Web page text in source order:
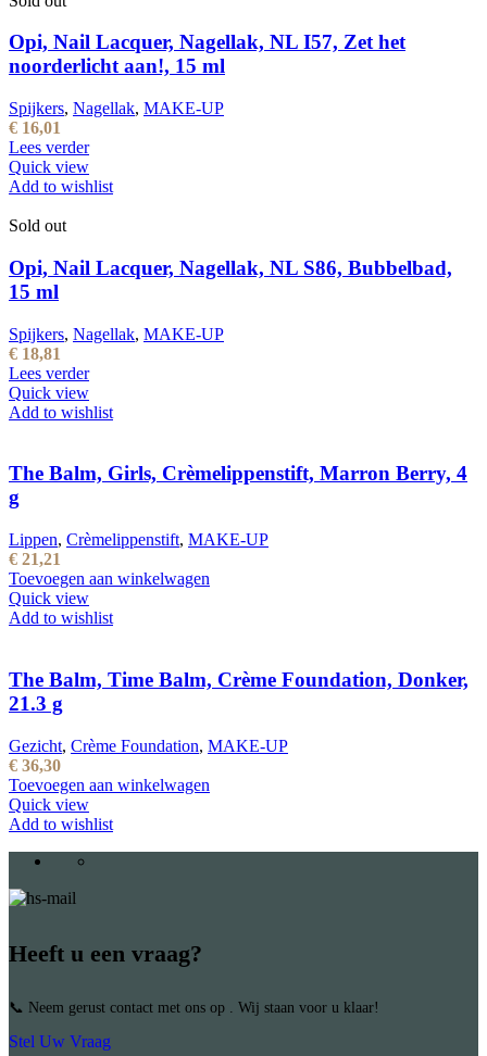
Opi, Nail Lacquer, Nagellak, NL I57, Zet het
noorderlicht aan!, 15 ml
Spijkers, Nagellak, MAKE-UP
€ 16,01
Lees verder
Quick view
Add to wishlist
Sold out
Opi, Nail Lacquer, Nagellak, NL S86, Bubbelbad,
15 ml
Spijkers, Nagellak, MAKE-UP
€ 18,81
Lees verder
Quick view
Add to wishlist
The Balm, Girls, Crèmelippenstift, Marron Berry, 4
g
Lippen, Crèmelippenstift, MAKE-UP
€ 21,21
Toevoegen aan winkelwagen
Quick view
Add to wishlist
The Balm, Time Balm, Crème Foundation, Donker,
21.3 g
Gezicht, Crème Foundation, MAKE-UP
€ 36,30
Toevoegen aan winkelwagen
Quick view
Add to wishlist
Heeft u een vraag?
📞 Neem gerust contact met ons op . Wij staan voor u klaar!
Stel Uw Vraag